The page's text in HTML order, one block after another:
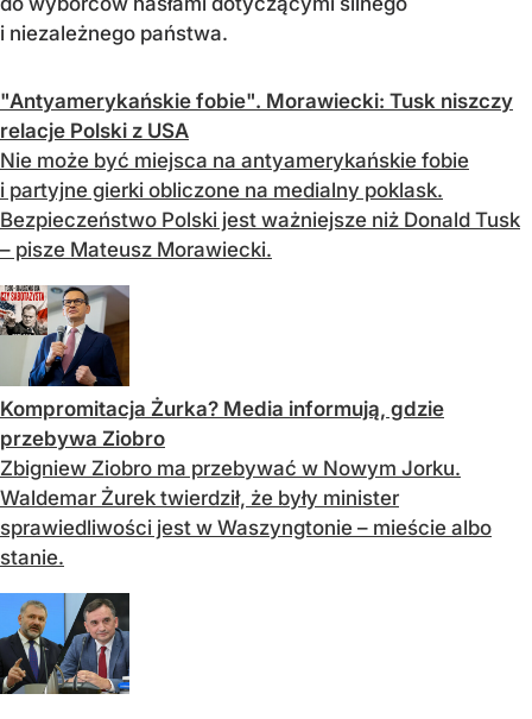
i niezależnego państwa.
"Antyamerykańskie fobie". Morawiecki: Tusk niszczy
relacje Polski z USA
Nie może być miejsca na antyamerykańskie fobie
i partyjne gierki obliczone na medialny poklask.
Bezpieczeństwo Polski jest ważniejsze niż Donald Tusk
– pisze Mateusz Morawiecki.
Kompromitacja Żurka? Media informują, gdzie
przebywa Ziobro
Zbigniew Ziobro ma przebywać w Nowym Jorku.
Waldemar Żurek twierdził, że były minister
sprawiedliwości jest w Waszyngtonie – mieście albo
stanie.